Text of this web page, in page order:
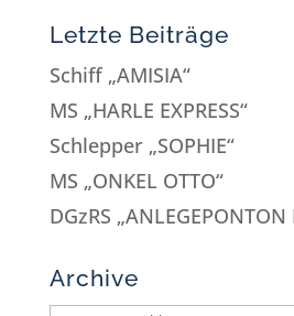
Letzte Beiträge
Schiff „AMISIA“
MS „HARLE EXPRESS“
Schlepper „SOPHIE“
MS „ONKEL OTTO“
DGzRS „ANLEGEPONTON
Archive